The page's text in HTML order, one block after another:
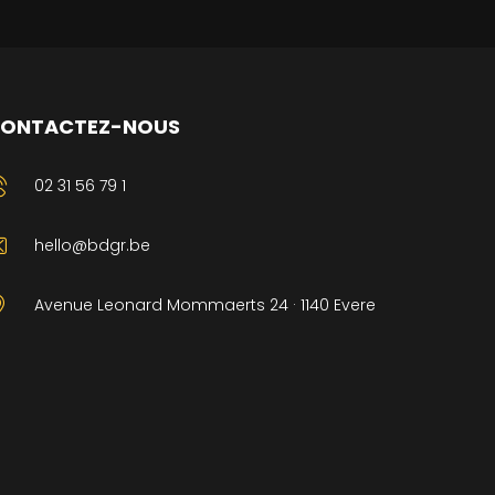
NOUS
02 31 56 79 1
hello@bdgr.be
Avenue Leonard Mommaerts 24 · 1140 Evere